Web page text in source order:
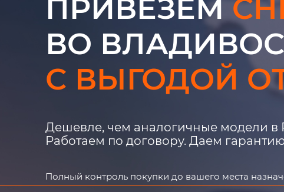
ПРИВЕЗЕМ
ВО
С ВЫГОДОЙ ОТ
Дешевле, чем аналогичные модели в
Работаем по договору. Даем
Полный контроль покупки до вашего места